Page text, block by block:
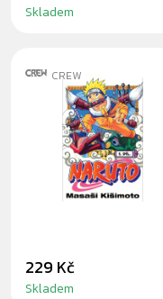
Skladem
CREW
MANGA NARUTO
1: NARUTO
UZUMAKI
229 Kč
Skladem